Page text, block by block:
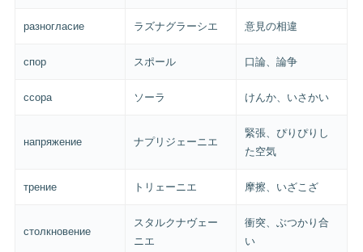
разногласие ラズナグラーシエ 意見の相違
спор スポール 口論、論争
ссора ソーラ けんか、いさかい
напряжение ナプリジェーニエ
緊張、ぴりぴりし
た空気
трение トリェーニエ 摩擦、いざこざ
столкновение
スタルクナヴェー
ニエ
衝突、ぶつかり合
い